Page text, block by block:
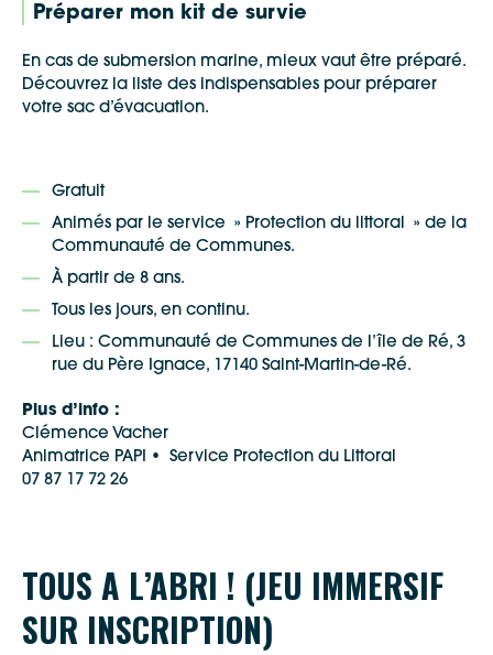
Préparer mon kit de survie
En cas de submersion marine, mieux vaut être préparé.
Découvrez la liste des indispensables pour préparer
votre sac d’évacuation.
Gratuit
Animés par le service » Protection du littoral » de la
Communauté de Communes.
À partir de 8 ans.
Tous les jours, en continu.
Lieu : Communauté de Communes de l’île de Ré, 3
rue du Père Ignace, 17140 Saint-Martin-de-Ré.
Plus d’info :
Clémence Vacher
Animatrice PAPI • Service Protection du Littoral
07 87 17 72 26
TOUS A L’ABRI ! (JEU IMMERSIF
SUR INSCRIPTION)